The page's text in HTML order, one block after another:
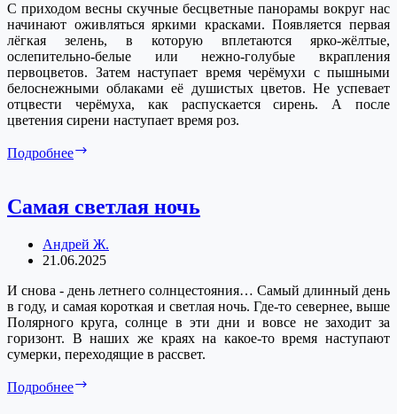
С приходом весны скучные бесцветные панорамы вокруг нас
начинают оживляться яркими красками. Появляется первая
лёгкая зелень, в которую вплетаются ярко-жёлтые,
ослепительно-белые или нежно-голубые вкрапления
первоцветов. Затем наступает время черёмухи с пышными
белоснежными облаками её душистых цветов. Не успевает
отцвести черёмуха, как распускается сирень. А после
цветения сирени наступает время роз.
Подробнее
Самая светлая ночь
Андрей Ж.
21.06.2025
И снова - день летнего солнцестояния… Самый длинный день
в году, и самая короткая и светлая ночь. Где-то севернее, выше
Полярного круга, солнце в эти дни и вовсе не заходит за
горизонт. В наших же краях на какое-то время наступают
сумерки, переходящие в рассвет.
Подробнее